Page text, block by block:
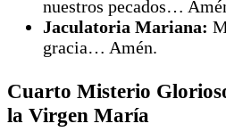
nuestros pecados…
Jaculatoria Mariana:
gracia… Amén.
Cuarto Misterio
la Virgen María